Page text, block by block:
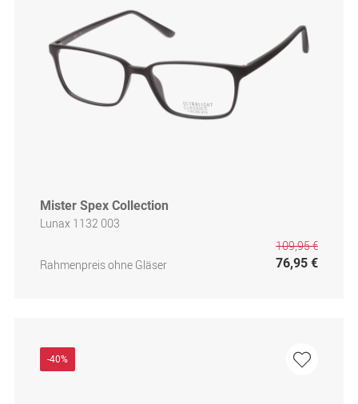
Mister Spex Collection
Lunax 1132 003
Rahmenpreis ohne Gläser
109,95 €
76,95 €
-40%